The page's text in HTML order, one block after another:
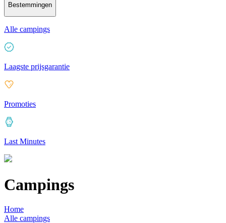
Bestemmingen
Alle campings
Laagste prijsgarantie
Promoties
Last Minutes
Campings
Home
Alle campings